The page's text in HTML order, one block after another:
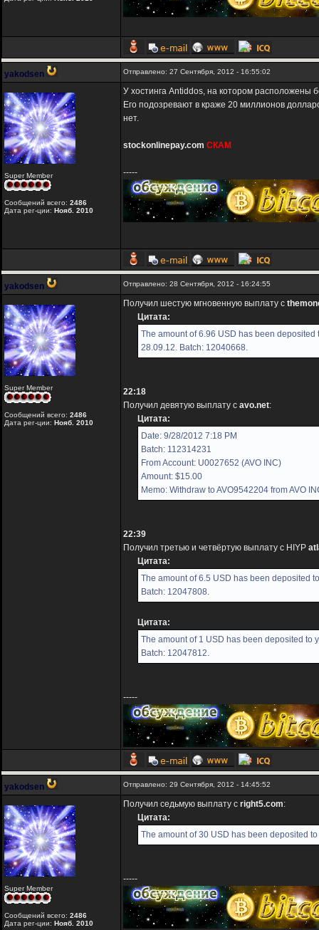
yakodsen Отправлено: 27 Сентября, 2012 - 16:55:02
Super Member
Сообщений всего: 2486
Дата рег-ции: Нояб. 2010
У хостинга Antiddos, на котором расположены
Его подозревают в краже 20 миллионов
нет.
stockonlinepay.com СКАМ
-----
yakodsen Отправлено: 28 Сентября, 2012 - 16:24:55
Super Member
Сообщений всего: 2486
Дата рег-ции: Нояб. 2010
Получил шестую мгновенную выплату с
Цитата:
The amount of 6.96 USD has been
28.09.12. Batch: 12040668.
22:18
Получил девятую выплату с avo.net:
Цитата:
Date: 9/28/2012 7:18 PM
Batch: 112314231
From Account: U0027652 (AVO INC)
Amount: $15.00
Memo: Withdraw to AVO9542204 from AVO
22:39
Получил третью и четвёртую выплату с HIYP
Цитата:
The amount of 6.5 USD has been deposited
Batch: 12047808.
Цитата:
The amount of 1 USD has been deposited to
Batch: 12047812.
-----
yakodsen Отправлено: 29 Сентября, 2012 - 14:45:52
Super Member
Сообщений всего: 2486
Дата рег-ции: Нояб. 2010
Получил седьмую выплату с right5.com:
Цитата:
The amount of 30 USD has been deposited
-----